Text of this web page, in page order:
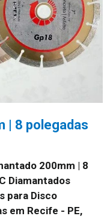
| 8 polegadas
200mm | 8
Diamantados
para Disco
em Recife - PE,